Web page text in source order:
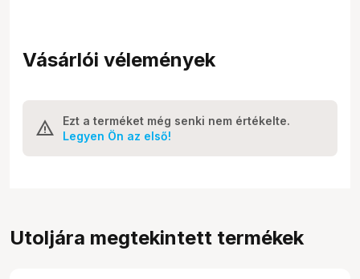
Vásárlói vélemények
Ezt a terméket még senki nem értékelte.
Legyen Ön az első!
Utoljára megtekintett termékek